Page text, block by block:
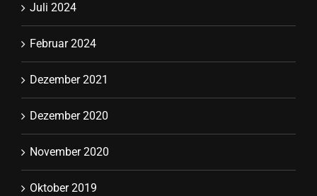
Juli 2024
Februar 2024
Dezember 2021
Dezember 2020
November 2020
Oktober 2019